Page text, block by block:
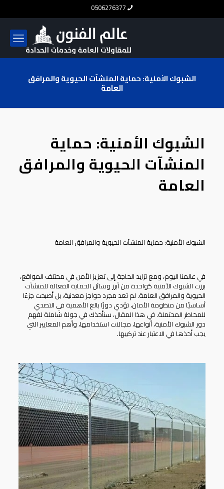
0506276377
الشبوك الأمنية: حماية المنشآت الحيوية والمرافق
العامة
الشبوك الأمنية: حماية
المنشآت الحيوية والمرافق
العامة
الشبوك الأمنية: حماية المنشآت الحيوية والمرافق العامة
في عالمنا اليوم، ومع تزايد الحاجة إلى تعزيز الأمن في مختلف المواقع،
برزت الشبوك الأمنية كواحدة من أبرز وسائل الحماية الفعالة للمنشآت
الحيوية والمرافق العامة. لم تعد مجرد حواجز معدنية، بل أصبحت جزءًا
أساسيًا من منظومة الأمان، تؤدي دورًا بالغ الأهمية في التصدي
للمخاطر المحتملة. في هذا المقال، سنأخذك في جولة شاملة لفهم
دور الشبوك الأمنية، أنواعها، مجالات استخدامها، وأهم المعايير التي
يجب أخذها في الاعتبار عند تركيبها.